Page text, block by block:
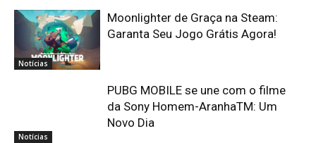
Notícias
Moonlighter de Graça na Steam:
Garanta Seu Jogo Grátis Agora!
Notícias
PUBG MOBILE se une com o filme
da Sony Homem-AranhaTM: Um
Novo Dia